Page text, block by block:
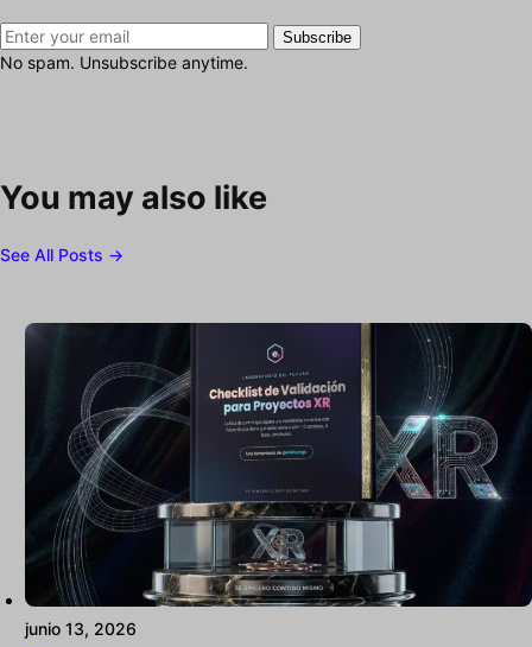
Subscribe
No spam. Unsubscribe anytime.
You may also like
See All Posts →
junio 13, 2026